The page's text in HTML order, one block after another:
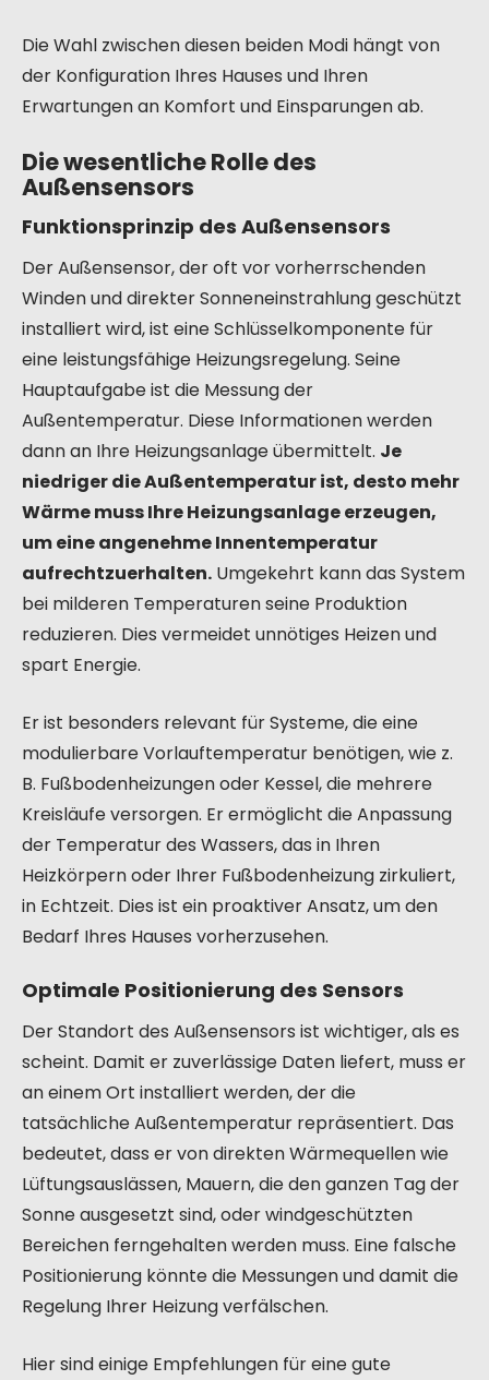
Die Wahl zwischen diesen beiden Modi hängt von
der Konfiguration Ihres Hauses und Ihren
Erwartungen an Komfort und Einsparungen ab.
Die wesentliche Rolle des
Außensensors
Funktionsprinzip des Außensensors
Der Außensensor, der oft vor vorherrschenden
Winden und direkter Sonneneinstrahlung geschützt
installiert wird, ist eine Schlüsselkomponente für
eine leistungsfähige Heizungsregelung. Seine
Hauptaufgabe ist die Messung der
Außentemperatur. Diese Informationen werden
dann an Ihre Heizungsanlage übermittelt. Je
niedriger die Außentemperatur ist, desto mehr
Wärme muss Ihre Heizungsanlage erzeugen,
um eine angenehme Innentemperatur
aufrechtzuerhalten. Umgekehrt kann das System
bei milderen Temperaturen seine Produktion
reduzieren. Dies vermeidet unnötiges Heizen und
spart Energie.
Er ist besonders relevant für Systeme, die eine
modulierbare Vorlauftemperatur benötigen, wie z.
B. Fußbodenheizungen oder Kessel, die mehrere
Kreisläufe versorgen. Er ermöglicht die Anpassung
der Temperatur des Wassers, das in Ihren
Heizkörpern oder Ihrer Fußbodenheizung zirkuliert,
in Echtzeit. Dies ist ein proaktiver Ansatz, um den
Bedarf Ihres Hauses vorherzusehen.
Optimale Positionierung des Sensors
Der Standort des Außensensors ist wichtiger, als es
scheint. Damit er zuverlässige Daten liefert, muss er
an einem Ort installiert werden, der die
tatsächliche Außentemperatur repräsentiert. Das
bedeutet, dass er von direkten Wärmequellen wie
Lüftungsauslässen, Mauern, die den ganzen Tag der
Sonne ausgesetzt sind, oder windgeschützten
Bereichen ferngehalten werden muss. Eine falsche
Positionierung könnte die Messungen und damit die
Regelung Ihrer Heizung verfälschen.
Hier sind einige Empfehlungen für eine gute